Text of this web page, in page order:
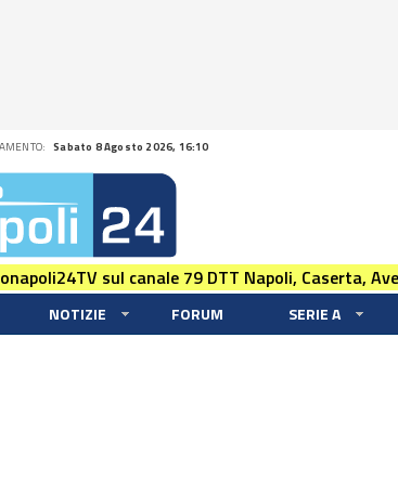
Sabato 8 Agosto 2026, 16:10
sul canale 79 DTT Napoli, Caserta,
NOTIZIE FORUM SERIE A